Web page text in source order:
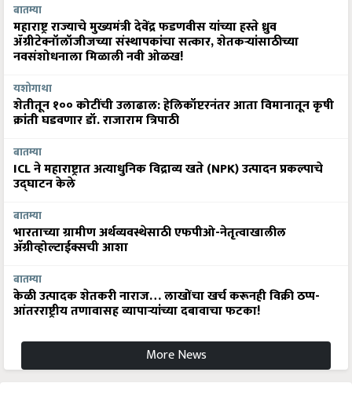
बातम्या
महाराष्ट्र राज्याचे मुख्यमंत्री देवेंद्र फडणवीस यांच्या हस्ते ध्रुव
ॲग्रीटेक्नॉलॉजीजच्या संस्थापकांचा सत्कार, शेतकऱ्यांसाठीच्या
नवसंशोधनाला मिळाली नवी ओळख!
यशोगाथा
शेतीतून १०० कोटींची उलाढाल: हेलिकॉप्टरनंतर आता विमानातून कृषी
क्रांती घडवणार डॉ. राजाराम त्रिपाठी
बातम्या
ICL ने महाराष्ट्रात अत्याधुनिक विद्राव्य खते (NPK) उत्पादन प्रकल्पाचे
उद्घाटन केले
बातम्या
भारताच्या ग्रामीण अर्थव्यवस्थेसाठी एफपीओ-नेतृत्वाखालील
अ‍ॅग्रीव्होल्टाईक्सची आशा
बातम्या
केळी उत्पादक शेतकरी नाराज… लाखोंचा खर्च करूनही विक्री ठप्प-
आंतरराष्ट्रीय तणावासह व्यापाऱ्यांच्या दबावाचा फटका!
More News